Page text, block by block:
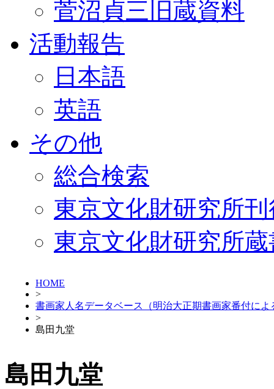
菅沼貞三旧蔵資料
活動報告
日本語
英語
その他
総合検索
東京文化財研究所
東京文化財研究所
HOME
>
書画家人名データベース（明治大正期書画家番付によ
>
島田九堂
島田九堂